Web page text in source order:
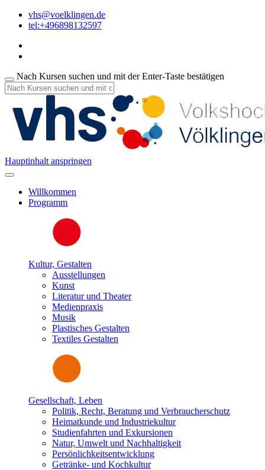
vhs@voelklingen.de
tel:+496898132597
Nach Kursen suchen und mit der Enter-Taste bestätigen
Hauptinhalt anspringen
Willkommen
Programm
Kultur, Gestalten
Ausstellungen
Kunst
Literatur und Theater
Medienpraxis
Musik
Plastisches Gestalten
Textiles Gestalten
Gesellschaft, Leben
Politik, Recht, Beratung und Verbraucherschutz
Heimatkunde und Industriekultur
Studienfahrten und Exkursionen
Natur, Umwelt und Nachhaltigkeit
Persönlichkeitsentwicklung
Getränke- und Kochkultur